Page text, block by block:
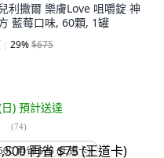
利撒爾 樂膚Love 咀嚼錠 神
藍莓口味, 60顆, 1罐
29%$675
) 預計送達
(74)
再省 $75 (王道卡)